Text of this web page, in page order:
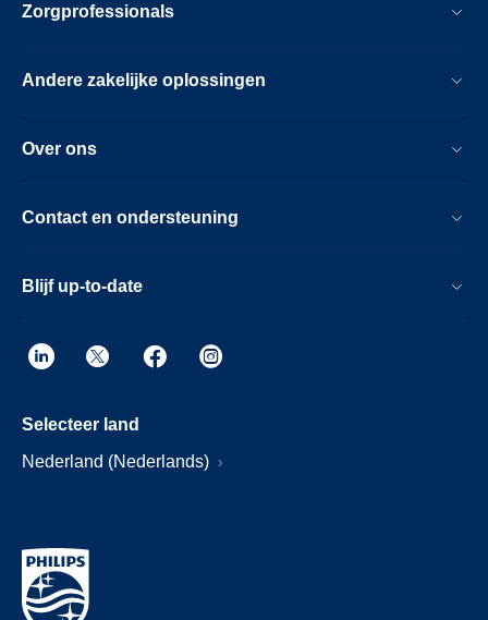
Zorgprofessionals
Andere zakelijke oplossingen
Over ons
Contact en ondersteuning
Blijf up-to-date
Selecteer land
Nederland (Nederlands)